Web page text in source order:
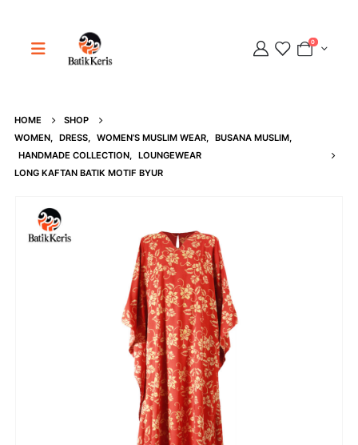
0
HOME
SHOP
WOMEN, DRESS, WOMEN’S MUSLIM WEAR, BUSANA MUSLIM,
HANDMADE COLLECTION, LOUNGEWEAR
LONG KAFTAN BATIK MOTIF BYUR
Adipati
Online